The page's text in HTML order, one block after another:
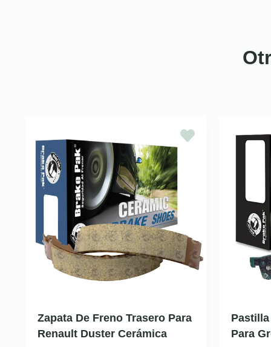
Zapata De Freno Trasero Para
Renault Duster Cerámica
Para